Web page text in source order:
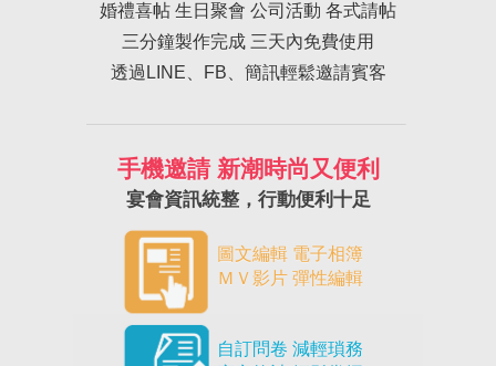
婚禮喜帖 生日聚會 公司活動 各式請帖
三分鐘製作完成 三天內免費使用
透過LINE、FB、簡訊輕鬆邀請賓客
手機邀請 新潮時尚又便利
宴會資訊統整，行動便利十足
圖文編輯 電子相簿
ＭＶ影片 彈性編輯
自訂問卷 減輕瑣務